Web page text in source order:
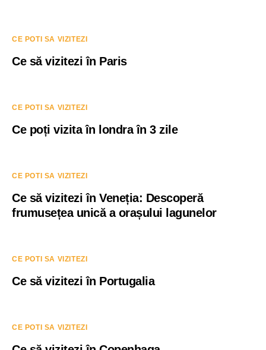
CE POTI SA VIZITEZI
Ce să vizitezi în Paris
CE POTI SA VIZITEZI
Ce poți vizita în londra în 3 zile
CE POTI SA VIZITEZI
Ce să vizitezi în Veneția: Descoperă
frumusețea unică a orașului lagunelor
CE POTI SA VIZITEZI
Ce să vizitezi în Portugalia
CE POTI SA VIZITEZI